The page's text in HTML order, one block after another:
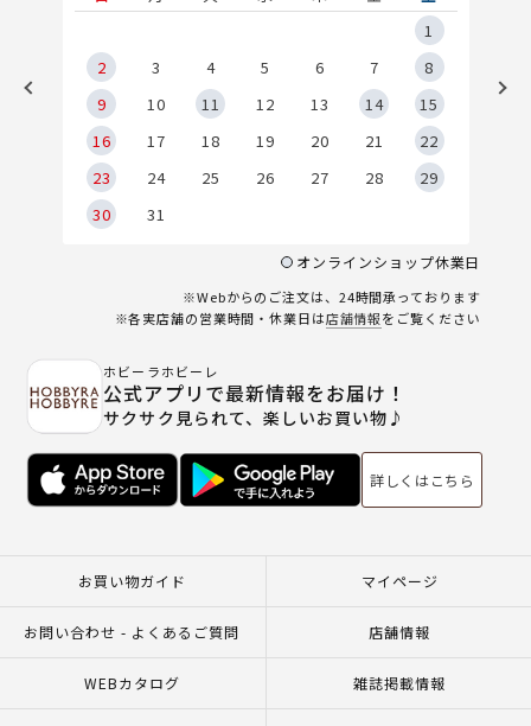
1
2
3 4 5 6 7
8
9
10 11 12 13 14
15
16
17 18 19 20 21
22
23
24 25 26 27 28
29
30
31
オンラインショップ休業日
※Webからのご注文は、24時間承っております
※各実店舗の営業時間・休業日は店舗情報をご覧ください
ホビーラホビーレ
公式アプリで最新情報をお届け！
サクサク見られて、楽しいお買い物♪
詳しくはこちら
お買い物ガイド マイページ
お問い合わせ - よくあるご質問 店舗情報
WEBカタログ 雑誌掲載情報